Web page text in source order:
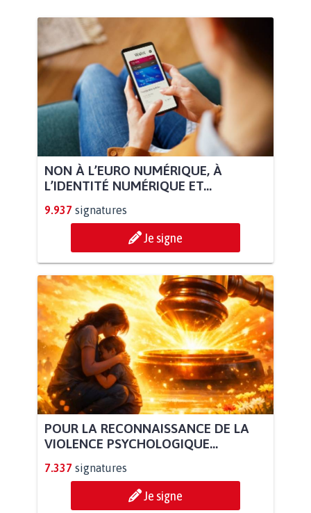
NON À L’EURO NUMÉRIQUE, À
L’IDENTITÉ NUMÉRIQUE ET...
9.937 signatures
Je signe
POUR LA RECONNAISSANCE DE LA
VIOLENCE PSYCHOLOGIQUE...
7.337 signatures
Je signe